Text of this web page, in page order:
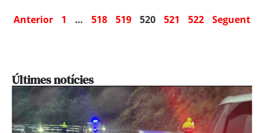
Anterior 1 … 518 519 520 521 522 Seguent
Últimes notícies